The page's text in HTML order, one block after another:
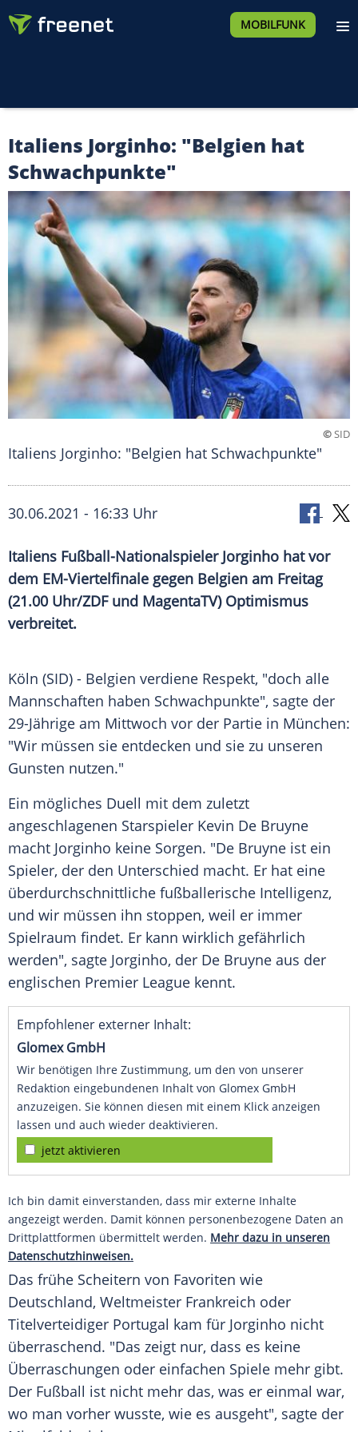
MOBILFUNK
Italiens Jorginho: "Belgien hat
Schwachpunkte"
©SID
Italiens Jorginho: "Belgien hat Schwachpunkte"
30.06.2021 - 16:33 Uhr
Italiens Fußball-Nationalspieler Jorginho hat vor
dem EM-Viertelfinale gegen Belgien am Freitag
(21.00 Uhr/ZDFund MagentaTV) Optimismus
verbreitet.
Köln (SID) - Belgien verdiene Respekt, "doch alle
Mannschaften haben Schwachpunkte", sagte der
29-Jährige am Mittwoch vor der Partie in München:
"Wir müssen sie entdecken und sie zu unseren
Gunsten nutzen."
Ein mögliches Duell mit dem zuletzt
angeschlagenen Starspieler Kevin De Bruyne
macht Jorginho keine Sorgen. "De Bruyne ist ein
Spieler, der den Unterschied macht. Er hat eine
überdurchschnittliche fußballerische Intelligenz,
und wir müssen ihn stoppen, weil er immer
Spielraum findet. Er kann wirklich gefährlich
werden", sagte Jorginho, der De Bruyne aus der
englischen Premier League kennt.
Empfohlener externer Inhalt:
Glomex GmbH
Wir benötigen Ihre Zustimmung, um den von unserer
Redaktion eingebundenen Inhalt von Glomex GmbH
anzuzeigen. Sie können diesen mit einem Klick anzeigen
lassen und auch wieder deaktivieren.
jetzt aktivieren
Ich bin damit einverstanden, dass mir externe Inhalte
angezeigt werden. Damit können personenbezogene Daten an
Drittplattformen übermittelt werden. Mehr dazu in unseren
Datenschutzhinweisen.
Das frühe Scheitern von Favoriten wie
Deutschland, Weltmeister Frankreich oder
Titelverteidiger Portugal kam für Jorginho nicht
überraschend. "Das zeigt nur, dass es keine
Überraschungen oder einfachen Spiele mehr gibt.
Der Fußball ist nicht mehr das, was er einmal war,
wo man vorher wusste, wie es ausgeht", sagte der